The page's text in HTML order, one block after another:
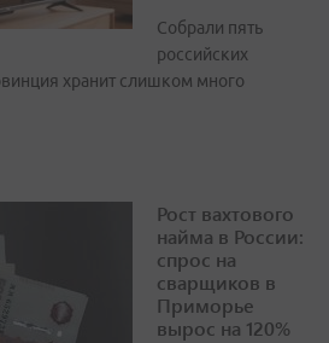
Собрали пять
российских
хранит слишком много
Рост вахтового
найма в России:
спрос на
сварщиков в
Приморье
вырос на 120%